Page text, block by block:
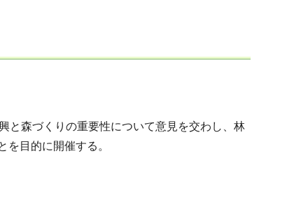
と森づくりの重要性について意見を交わし、林
目的に開催する。